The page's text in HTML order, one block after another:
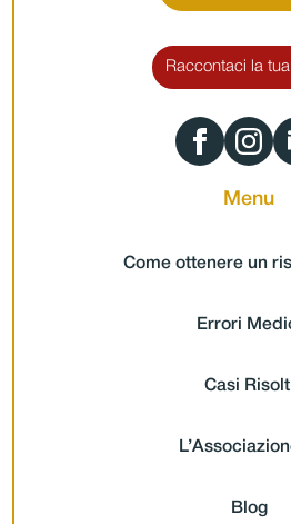
Raccontaci la
Menu
Come ottenere un
Errori
Casi
Blog